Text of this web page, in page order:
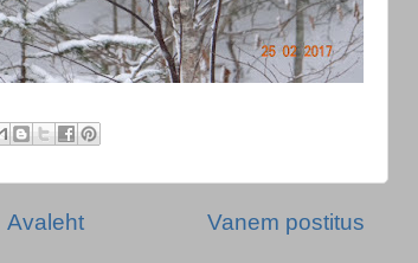
Vanem postitus
Avaleht